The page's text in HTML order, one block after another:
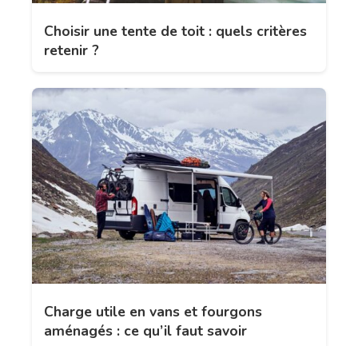
Choisir une tente de toit : quels critères
retenir ?
Charge utile en vans et fourgons
aménagés : ce qu’il faut savoir